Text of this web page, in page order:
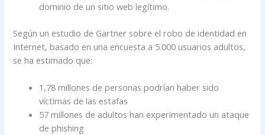
dominio de un sitio web legítimo.
Según un estudio de Gartner sobre el robo de identidad en
Internet, basado en una encuesta a 5.000 usuarios adultos,
se ha estimado que:
1,78 millones de personas podrían haber sido
víctimas de las estafas
57 millones de adultos han experimentado un ataque
de phishing